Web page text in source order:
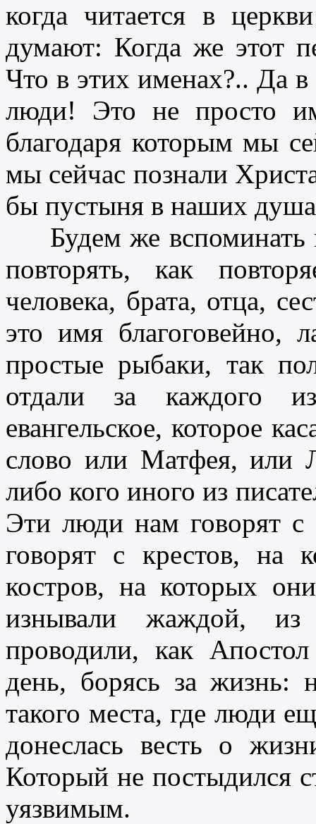
когда читается в
думают: Когда же этот
Что в этих именах?.. Да
люди! Это не просто
благодаря которым мы
мы сейчас познали
бы пустыня в наших
Будем же вспоминать
повторять, как
человека, брата, отца,
это имя благоговейно,
простые рыбаки, так
отдали за каждого
евангельское, которое
слово или Матфея, или
либо кого иного из
Эти люди нам говорят
говорят с крестов, на
костров, на которых
изнывали жаждой,
проводили, как
день, борясь за
такого места, где люди
донеслась весть о
Который не постыдился
уязвимым.